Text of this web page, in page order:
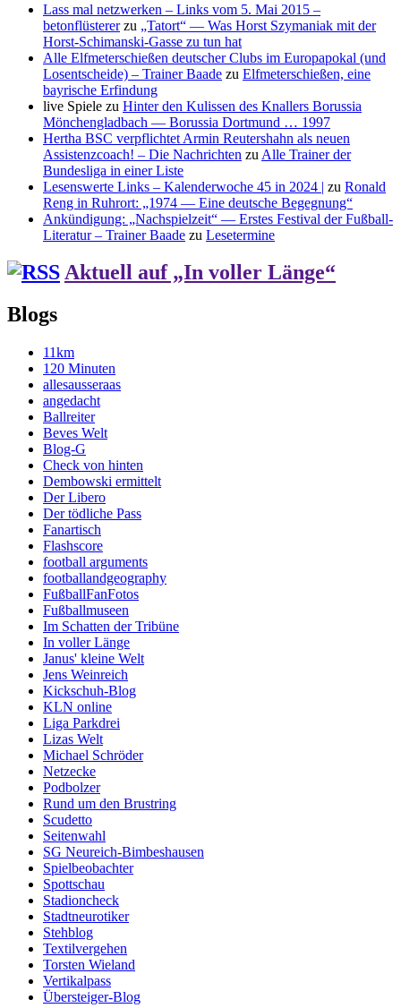
Lass mal netzwerken – Links vom 5. Mai 2015 –
betonflüstererzu „Tatort“ — Was Horst Szymaniak mit der
Horst-Schimanski-Gasse zu tun hat
Alle Elfmeterschießen deutscher Clubs im Europapokal (und
Losentscheide) – Trainer Baade zu Elfmeterschießen, eine
bayrische Erfindung
live Spiele zu Hinter den Kulissen des Knallers Borussia
Mönchengladbach — Borussia Dortmund … 1997
Hertha BSC verpflichtet Armin Reutershahn als neuen
Assistenzcoach! – Die Nachrichten zu Alle Trainer der
Bundesliga in einer Liste
Lesenswerte Links – Kalenderwoche 45 in 2024 | zu Ronald
Reng in Ruhrort: „1974 — Eine deutsche Begegnung“
Ankündigung: „Nachspielzeit“ — Erstes Festival der Fußball-
Literatur – Trainer Baade zu Lesetermine
Aktuell auf „In voller Länge“
Blogs
11km
120 Minuten
allesausseraas
angedacht
Ballreiter
Beves Welt
Blog-G
Check von hinten
Dembowski ermittelt
Der Libero
Der tödliche Pass
Fanartisch
Flashscore
football arguments
footballandgeography
FußballFanFotos
Fußballmuseen
Im Schatten der Tribüne
In voller Länge
Janus' kleine Welt
Jens Weinreich
Kickschuh-Blog
KLN online
Liga Parkdrei
Lizas Welt
Michael Schröder
Netzecke
Podbolzer
Rund um den Brustring
Scudetto
Seitenwahl
SG Neureich-Bimbeshausen
Spielbeobachter
Spottschau
Stadioncheck
Stadtneurotiker
Stehblog
Textilvergehen
Torsten Wieland
Vertikalpass
Übersteiger-Blog